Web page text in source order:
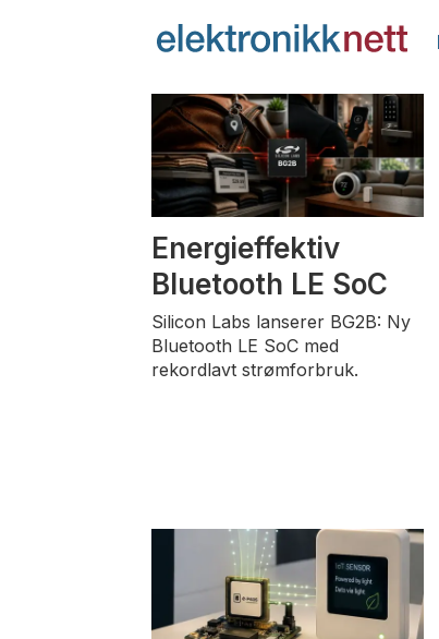
Energieffektiv
Bluetooth LE SoC
Silicon Labs lanserer BG2B: Ny
Bluetooth LE SoC med
rekordlavt strømforbruk.